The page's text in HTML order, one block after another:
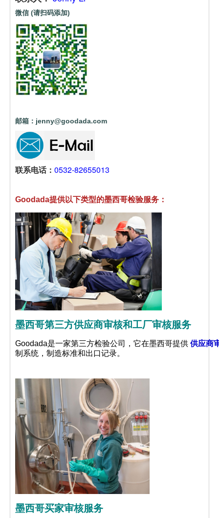
微信 (请扫码添加)
邮箱：jenny@goodada.com
联系电话： 0532-82655013
Goodada提供以下类型的墨西哥检验服务：
墨西哥第三方供应商审核和工厂审核服务
Goodada是一家第三方检验公司，它在墨西哥提供供应商
制系统，制造标准和出口记录。
墨西哥买家审核服务